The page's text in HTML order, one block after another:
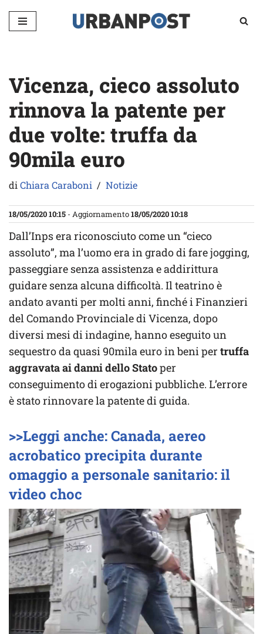
Vai
Vicenza, cieco assoluto
rinnova la patente per
due volte: truffa da
90mila euro
diChiara Caraboni Notizie
18/05/2020 10:15 - Aggiornamento18/05/2020 10:18
Dall’Inps era riconosciuto come un “cieco
assoluto”, ma l’uomo era in grado di fare jogging,
passeggiare senza assistenza e addirittura
guidare senza alcuna difficoltà. Il teatrino è
andato avanti per molti anni, finché i Finanzieri
del Comando Provinciale di Vicenza, dopo
diversi mesi di indagine, hanno eseguito un
sequestro da quasi 90mila euro in beni per truffa
aggravata ai danni dello Statoper
conseguimento di erogazioni pubbliche. L’errore
è stato rinnovare la patente di guida.
>>Leggi anche: Canada, aereo
acrobatico precipita durante
omaggio a personale sanitario: il
video choc